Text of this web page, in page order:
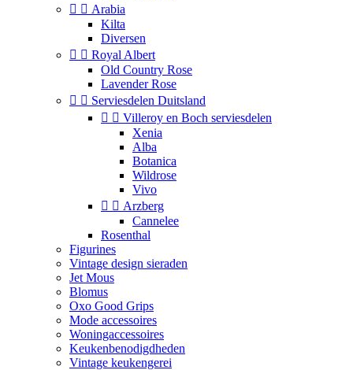
  Arabia
Kilta
Diversen
  Royal Albert
Old Country Rose
Lavender Rose
  Serviesdelen Duitsland
  Villeroy en Boch serviesdelen
Xenia
Alba
Botanica
Wildrose
Vivo
  Arzberg
Cannelee
Rosenthal
Figurines
Vintage design sieraden
Jet Mous
Blomus
Oxo Good Grips
Mode accessoires
Woningaccessoires
Keukenbenodigdheden
Vintage keukengerei